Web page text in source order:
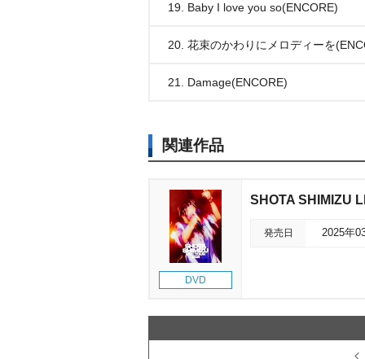
19. Baby I love you so(ENCORE)
20. 花束のかわりにメロディーを
21. Damage(ENCORE)
関連作品
DVD
SHOTA SHIMIZU
発売日 2025年